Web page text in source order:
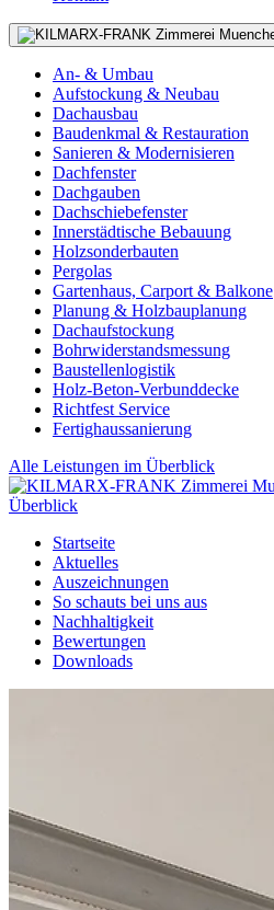
An- & Umbau
Aufstockung & Neubau
Dachausbau
Baudenkmal & Restauration
Sanieren & Modernisieren
Dachfenster
Dachgauben
Dachschiebefenster
Innerstädtische Bebauung
Holzsonderbauten
Pergolas
Gartenhaus, Carport & Balkone
Planung & Holzbauplanung
Dachaufstockung
Bohrwiderstandsmessung
Baustellenlogistik
Holz-Beton-Verbunddecke
Richtfest Service
Fertighaussanierung
Alle Leistungen im Überblick
Startseite
Aktuelles
Auszeichnungen
So schauts bei uns aus
Nachhaltigkeit
Bewertungen
Downloads